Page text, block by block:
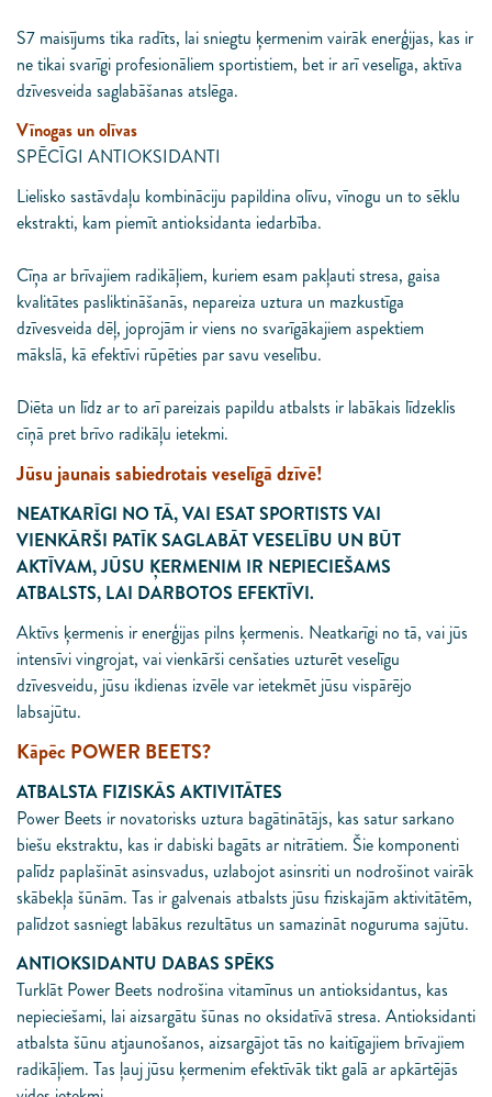
S7 maisījums tika radīts, lai sniegtu ķermenim vairāk enerģijas, kas ir
ne tikai svarīgi profesionāliem sportistiem, bet ir arī veselīga, aktīva
dzīvesveida saglabāšanas atslēga.
Vīnogas un olīvas
SPĒCĪGI ANTIOKSIDANTI
Lielisko sastāvdaļu kombināciju papildina olīvu, vīnogu un to sēklu
ekstrakti, kam piemīt antioksidanta iedarbība.
Cīņa ar brīvajiem radikāļiem, kuriem esam pakļauti stresa, gaisa
kvalitātes pasliktināšanās, nepareiza uztura un mazkustīga
dzīvesveida dēļ, joprojām ir viens no svarīgākajiem aspektiem
mākslā, kā efektīvi rūpēties par savu veselību.
Diēta un līdz ar to arī pareizais papildu atbalsts ir labākais līdzeklis
cīņā pret brīvo radikāļu ietekmi.
Jūsu jaunais sabiedrotais veselīgā dzīvē!
NEATKARĪGI NO TĀ, VAI ESAT SPORTISTS VAI
VIENKĀRŠI PATĪK SAGLABĀT VESELĪBU UN BŪT
AKTĪVAM, JŪSU ĶERMENIM IR NEPIECIEŠAMS
ATBALSTS, LAI DARBOTOS EFEKTĪVI.
Aktīvs ķermenis ir enerģijas pilns ķermenis. Neatkarīgi no tā, vai jūs
intensīvi vingrojat, vai vienkārši cenšaties uzturēt veselīgu
dzīvesveidu, jūsu ikdienas izvēle var ietekmēt jūsu vispārējo
labsajūtu.
Kāpēc POWER BEETS?
ATBALSTA FIZISKĀS AKTIVITĀTES
Power Beets ir novatorisks uztura bagātinātājs, kas satur sarkano
biešu ekstraktu, kas ir dabiski bagāts ar nitrātiem. Šie komponenti
palīdz paplašināt asinsvadus, uzlabojot asinsriti un nodrošinot vairāk
skābekļa šūnām. Tas ir galvenais atbalsts jūsu fiziskajām aktivitātēm,
palīdzot sasniegt labākus rezultātus un samazināt noguruma sajūtu.
ANTIOKSIDANTU DABAS SPĒKS
Turklāt Power Beets nodrošina vitamīnus un antioksidantus, kas
nepieciešami, lai aizsargātu šūnas no oksidatīvā stresa. Antioksidanti
atbalsta šūnu atjaunošanos, aizsargājot tās no kaitīgajiem brīvajiem
radikāļiem. Tas ļauj jūsu ķermenim efektīvāk tikt galā ar apkārtējās